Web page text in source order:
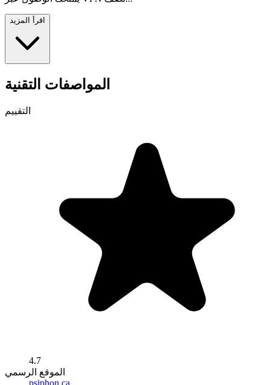
اقرأ المزيد
المواصفات التقنية
التقييم
4.7
الموقع الرسمي
psiphon.ca